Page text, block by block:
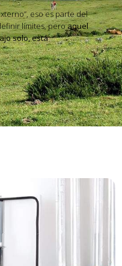
eso es parte del
límites, peroaquel
solo, está